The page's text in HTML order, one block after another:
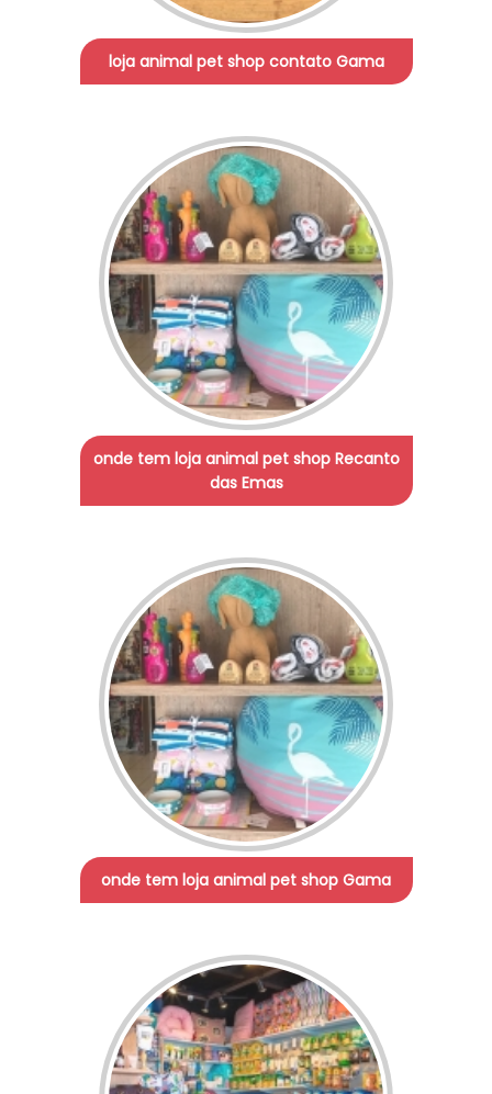
loja animal pet shop contato Gama
onde tem loja animal pet shop Recanto
das Emas
onde tem loja animal pet shop Gama